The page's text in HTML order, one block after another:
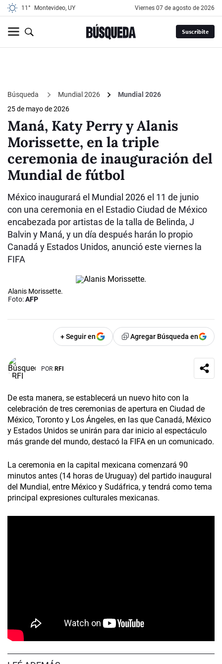
11° Montevideo, UY viernes 07 de agosto de 2026
Suscribite
Búsqueda Mundial 2026
Mundial 2026
25 de mayo de 2026
Maná, Katy Perry y Alanis
Morissette, en la triple
ceremonia de inauguración del
Mundial de fútbol
México inaugurará el Mundial 2026 el 11 de junio
con una ceremonia en el Estadio Ciudad de México
encabezada por artistas de la talla de Belinda, J
Balvin y Maná, y un día después harán lo propio
Canadá y Estados Unidos, anunció este viernes la
FIFA
Alanis Morissette.
Foto:AFP
+ Seguir en Agregar Búsqueda en
POR RFI
De esta manera, se establecerá un nuevo hito con la
celebración de tres ceremonias de apertura en Ciudad de
México, Toronto y Los Ángeles, en las que Canadá, México
y Estados Unidos se unirán para dar inicio al espectáculo
más grande del mundo, destacó la FIFA en un comunicado.
La ceremonia en la capital mexicana comenzará 90
minutos antes (14 horas de Uruguay) del partido inaugural
del Mundial, entre México y Sudáfrica, y tendrá como tema
principal expresiones culturales mexicanas.